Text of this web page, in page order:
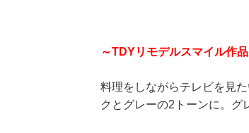
～TDYリモデルスマイル作
料理をしながらテレビを見
クとグレーの2トーンに。グ